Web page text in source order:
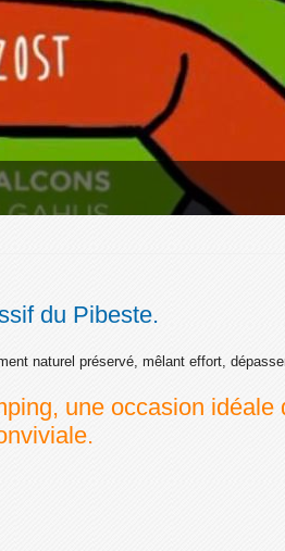
du Pibeste.
naturel préservé, mêlant effort,
une occasion